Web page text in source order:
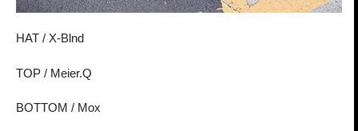
HAT / X-Blnd
TOP / Meier.Q
BOTTOM / Mox